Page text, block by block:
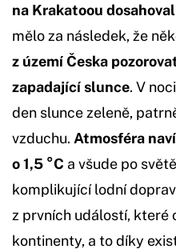
na Krakatoou
mělo za následek, že
z území Česka
zapadající slunce. V
den slunce zeleně,
vzduchu. Atmosféra
o 1,5 °C a všude po
komplikující lodní
z prvních událostí, které
kontinenty, a to díky